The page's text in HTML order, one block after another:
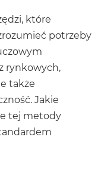
które
potrzeby
rynkowych,
także
Jakie
tej metody